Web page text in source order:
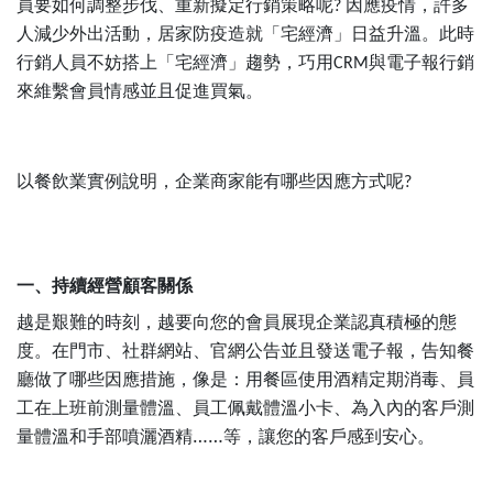
?
人減少外出活動，居家防疫造就「宅經濟」日益升溫。此時
行銷人員不妨搭上「宅經濟」趨勢，巧用CRM與電子報行銷
來維繫會員情感並且促進買氣。
以餐飲業實例說明，企業商家能有哪些因應方式呢?
一、持續經營顧客關係
越是艱難的時刻，越要向您的會員展現企業認真積極的態
度。在門市、社群網站、官網公告並且發送電子報，告知餐
廳做了哪些因應措施，像是：用餐區使用酒精定期消毒、員
工在上班前測量體溫、員工佩戴體溫小卡、為入內的客戶測
量體溫和手部噴灑酒精……等，讓您的客戶感到安心。